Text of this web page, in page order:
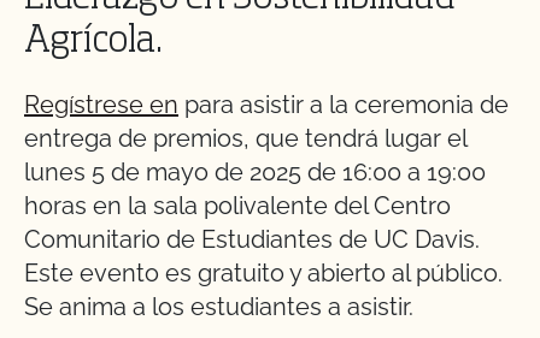
Agrícola.
Regístrese en para asistir a la ceremonia de
entrega de premios, que tendrá lugar el
lunes 5 de mayo de 2025 de 16:00 a 19:00
horas en la sala polivalente del Centro
Comunitario de Estudiantes de UC Davis.
Este evento es gratuito y abierto al público.
Se anima a los estudiantes a asistir.